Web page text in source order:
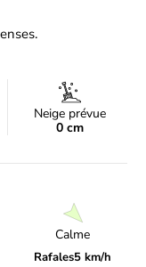
Neige prévue
0 cm
Calme
Rafales5 km/h